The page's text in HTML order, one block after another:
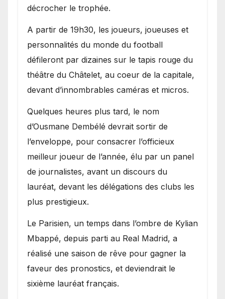
décrocher le trophée.
A partir de 19h30, les joueurs, joueuses et
personnalités du monde du football
défileront par dizaines sur le tapis rouge du
théâtre du Châtelet, au coeur de la capitale,
devant d’innombrables caméras et micros.
Quelques heures plus tard, le nom
d’Ousmane Dembélé devrait sortir de
l’enveloppe, pour consacrer l’officieux
meilleur joueur de l’année, élu par un panel
de journalistes, avant un discours du
lauréat, devant les délégations des clubs les
plus prestigieux.
Le Parisien, un temps dans l’ombre de Kylian
Mbappé, depuis parti au Real Madrid, a
réalisé une saison de rêve pour gagner la
faveur des pronostics, et deviendrait le
sixième lauréat français.